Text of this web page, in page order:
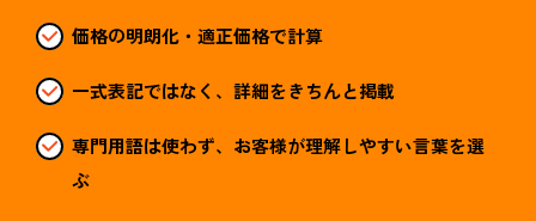
価格の明朗化・適正価格で計算
一式表記ではなく、詳細をきちんと掲載
専門用語は使わず、お客様が理解しやすい言葉を選
ぶ